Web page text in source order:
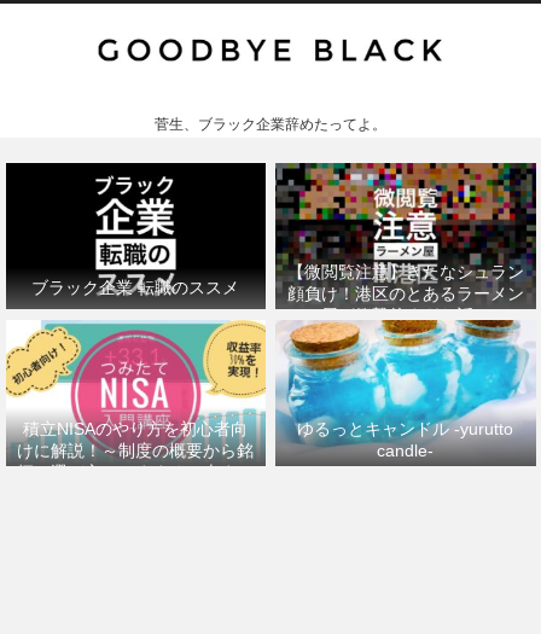
菅生、ブラック企業辞めたってよ。
ブラック企業 転職のススメ
【微閲覧注意】きたなシュラン
顔負け！港区のとあるラーメン
屋が衝撃的すぎた話。
積立NISAのやり方を初心者向
けに解説！～制度の概要から銘
柄の選び方、おすすめの本まで
ゆるっとキャンドル -yurutto
candle-